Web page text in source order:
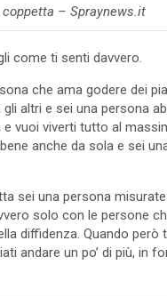
– Spraynews.it
come ti senti davvero.
che ama godere dei
altri e sei una persona
vuoi viverti tutto al
anche da sola e sei
sei una persona
solo con le persone
diffidenza. Quando
andare un po’ di più, in